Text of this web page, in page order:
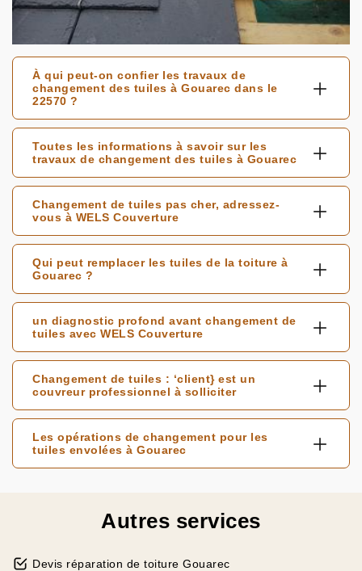
À qui peut-on confier les travaux de
changement des tuiles à Gouarec dans le
22570 ?
Toutes les informations à savoir sur les
travaux de changement des tuiles à Gouarec
Changement de tuiles pas cher, adressez-
vous à WELS Couverture
Qui peut remplacer les tuiles de la toiture à
Gouarec ?
un diagnostic profond avant changement de
tuiles avec WELS Couverture
Changement de tuiles : ‘client} est un
couvreur professionnel à solliciter
Les opérations de changement pour les
tuiles envolées à Gouarec
Autres services
Devis réparation de toiture Gouarec